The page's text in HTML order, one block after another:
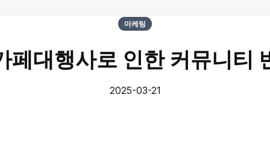
마케팅
페대행사로 인한 커뮤니티
2025-03-21